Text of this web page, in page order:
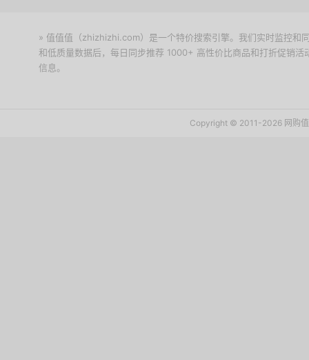
» 值值值（zhizhizhi.com）是一个特价搜索引擎。我们实时监控和
和低质量数据后，每日同步推荐 1000+ 高性价比商品和打折促销
信息。
Copyright © 2011-2026 网购